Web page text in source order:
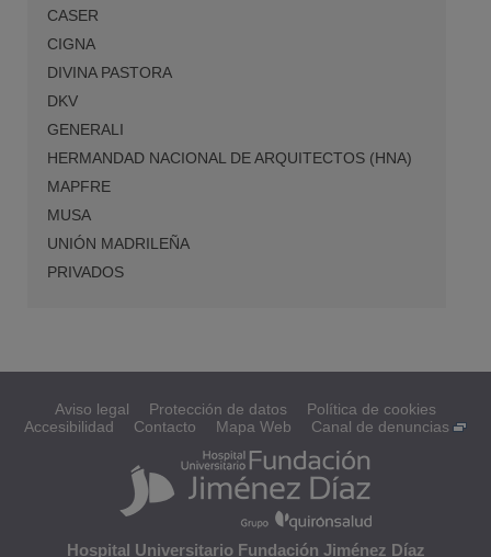
CASER
CIGNA
DIVINA PASTORA
DKV
GENERALI
HERMANDAD NACIONAL DE ARQUITECTOS (HNA)
MAPFRE
MUSA
UNIÓN MADRILEÑA
PRIVADOS
Aviso legal Protección de datos
Política de cookies
Accesibilidad
Contacto Mapa Web Canal de denuncias
Hospital Universitario Fundación Jiménez Díaz